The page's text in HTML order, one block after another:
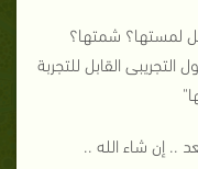
لمستها؟ شمتها؟
القابل للتجربة
إن شاء الله ..